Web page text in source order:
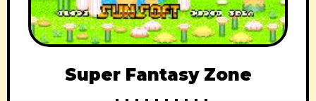
Super Fantasy Zone